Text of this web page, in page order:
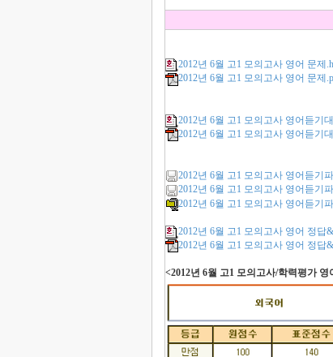
2012년 6월 고1 모의고사 영어 문제
2012년 6월 고1 모의고사 영어 문제
2012년 6월 고1 모의고사 영어듣기
2012년 6월 고1 모의고사 영어듣기
2012년 6월 고1 모의고사 영어듣기
2012년 6월 고1 모의고사 영어듣기
2012년 6월 고1 모의고사 영어듣기
2012년 6월 고1 모의고사 영어 정답
2012년 6월 고1 모의고사 영어 정답
<2012년 6월 고1 모의고사/학력평가 영